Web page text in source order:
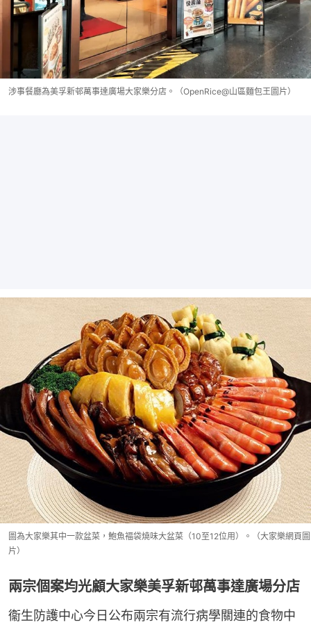
涉事餐廳為美孚新邨萬事達廣場大家樂分店。（OpenRice@山區麵包王圖片）
圖為大家樂其中一款盆菜，鮑魚褔袋燒味大盆菜（10至12位用）。（大家樂網頁圖
片）
兩宗個案均光顧大家樂美孚新邨萬事達廣場分店
衞生防護中心今日公布兩宗有流行病學關連的食物中